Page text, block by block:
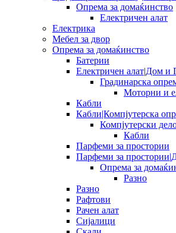
Опрема за домаќинство
Електричен алат
Електрика
Мебел за двор
Опрема за домаќинство
Батерии
Електричен алат|Дом и
Градинарска
Моторни и
Кабли
Кабли|Компјутерска
Компјутерски
Кабли
Парфеми за простории
Парфеми за
Опрема за
Разно
Разно
Рафтови
Рачен алат
Сијалици